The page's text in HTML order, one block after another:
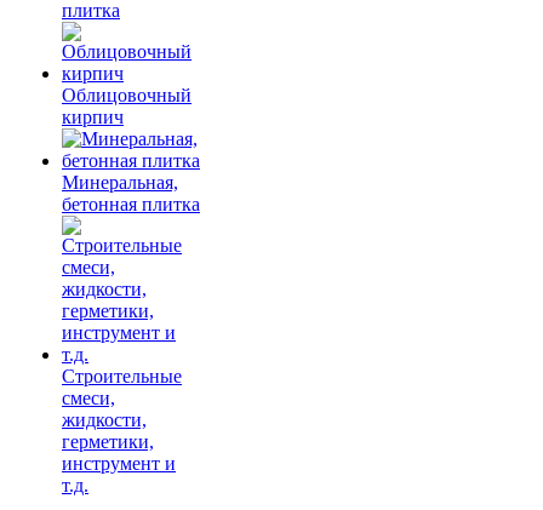
плитка
Облицовочный
кирпич
Минеральная,
бетонная плитка
Строительные
смеси,
жидкости,
герметики,
инструмент и
т.д.